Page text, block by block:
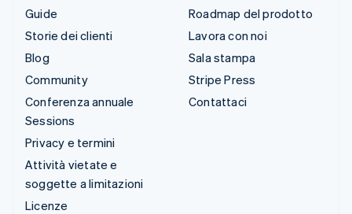
Guide
Storie dei clienti
Blog
Community
Conferenza annuale
Sessions
Privacy e termini
Attività vietate e
soggette a limitazioni
Licenze
Roadmap del prodotto
Lavora con noi
Sala stampa
Stripe Press
Contattaci